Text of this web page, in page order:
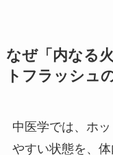
なぜ「内なる
トフラッシュ
中医学では、ホ
やすい状態を、